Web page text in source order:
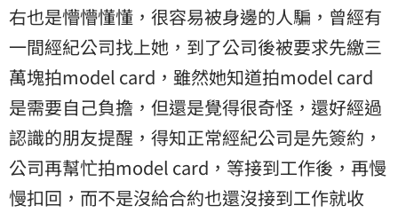
右也是懵懵懂懂，很容易被身邊的人騙，曾經有
一間經紀公司找上她，到了公司後被要求先繳三
萬塊拍model card，雖然她知道拍model card
是需要自己負擔，但還是覺得很奇怪，還好經過
認識的朋友提醒，得知正常經紀公司是先簽約，
公司再幫忙拍model card，等接到工作後，再慢
慢扣回，而不是沒給合約也還沒接到工作就收